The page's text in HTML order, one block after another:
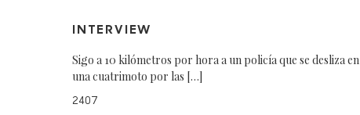
INTERVIEW
Sigo a 10 kilómetros por hora a un policía que se desliza en
una cuatrimoto por las […]
2407